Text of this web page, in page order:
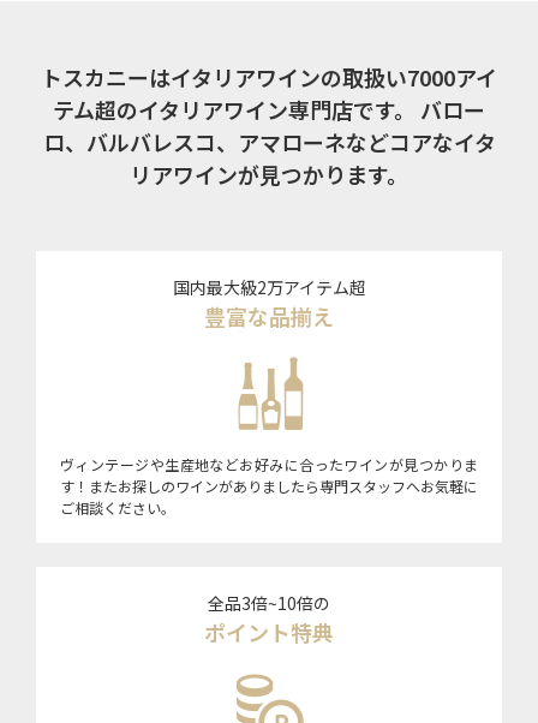
トスカニーはイタリアワインの取扱い7000アイ
テム超のイタリアワイン専門店です。
バロー
ロ、バルバレスコ、アマローネなどコアなイタ
リアワインが見つかります。
国内最大級2万アイテム超
豊富な品揃え
ヴィンテージや生産地などお好みに合ったワインが見つかりま
す！またお探しのワインがありましたら専門スタッフへお気軽に
ご相談ください。
全品3倍~10倍の
ポイント特典